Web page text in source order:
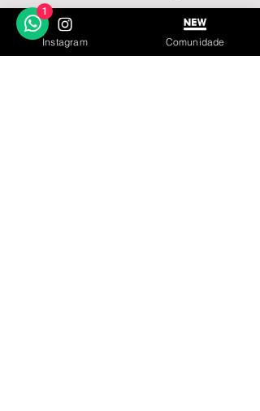
Tem medo de comprar e não
gostar? Fique tranquilo,
Instagram Comunidade
1